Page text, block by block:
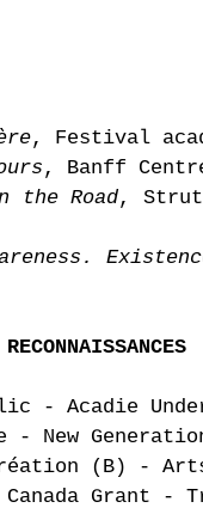
, Festival
, Banff
the Road,
- Acadie
Generation
(B) -
Grant -